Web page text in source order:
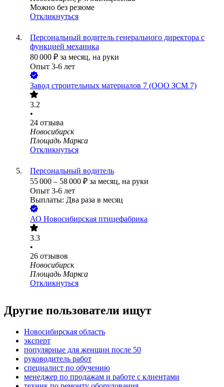
Можно без резюме
Откликнуться
Персональный водитель генерального директора с
функцией механика
80 000 ₽ за месяц, на руки
Опыт 3-6 лет
Завод строительных материалов 7 (ООО ЗСМ 7)
3.2
•
24 отзыва
Новосибирск
Площадь Маркса
Откликнуться
Персональный водитель
55 000 – 58 000 ₽ за месяц, на руки
Опыт 3-6 лет
Выплаты: Два раза в месяц
АО Новосибирская птицефабрика
3.3
•
26 отзывов
Новосибирск
Площадь Маркса
Откликнуться
Другие пользователи ищут
Новосибирская область
эксперт
популярные для женщин после 50
руководитель работ
специалист по обучению
менеджер по продажам и работе с клиентами